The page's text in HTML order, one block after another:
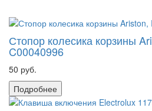
Стопор колесика корзины
C00040996
50 руб.
Подробнее